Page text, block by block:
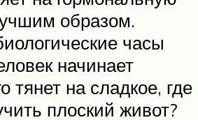
образом.
часы
начинает
тянет на сладкое, где
плоский живот?